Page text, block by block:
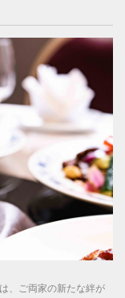
、ご両家の新たな絆が